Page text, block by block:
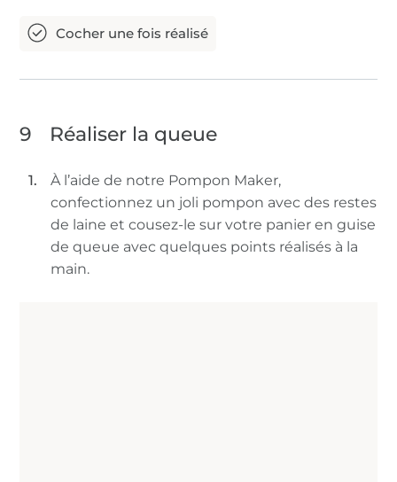
9 Réaliser la queue
À l’aide de notre Pompon Maker,
confectionnez un joli pompon avec des restes
de laine et cousez-le sur votre panier en guise
de queue avec quelques points réalisés à la
main.